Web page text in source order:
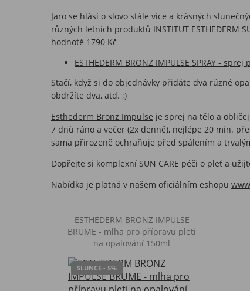
Jaro se hlásí o slovo stále více a krásných
různých letních produktů INSTITUT ESTHEDERM
hodnotě 1790 Kč
ESTHEDERM BRONZ IMPULSE SPRAY -
Stačí, když si do objednávky přidáte dva různé
obdržíte dva, atd. ;)
Esthederm Bronz Impulse je sprej na tělo a
7 dnů ráno a večer (2x denně), nejlépe 20 min.
sama přirozeně ochraňuje před spálením a
Dopřejte si komplexní SUN CARE péči o pleť a
Nabídka je platná v našem oficiálním eshopu
ESTHEDERM BRONZ IMPULSE
BRUME - mlha pro přípravu pleti
na opalování 150ml
SLUNCE - 5%